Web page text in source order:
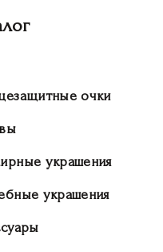
очки
украшения
украшения